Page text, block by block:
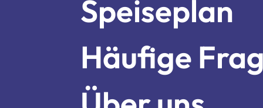
Jobs
Speiseplan
Häufige